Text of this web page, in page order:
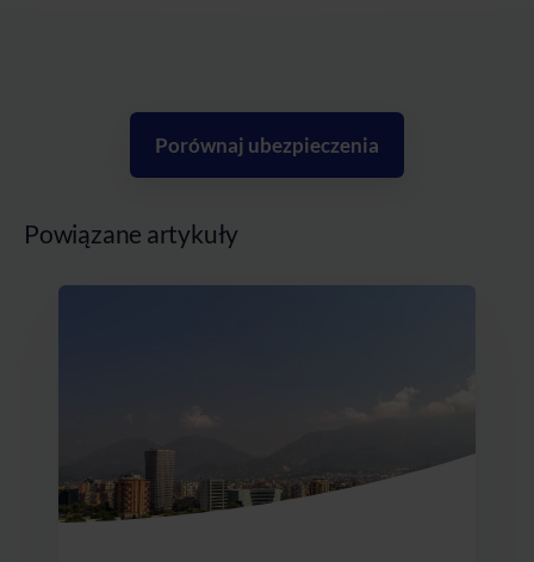
Porównaj ubezpieczenia
Powiązane artykuły